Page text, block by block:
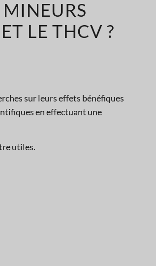
LE THCV ?
sur leurs effets bénéfiques
en effectuant une
utiles.